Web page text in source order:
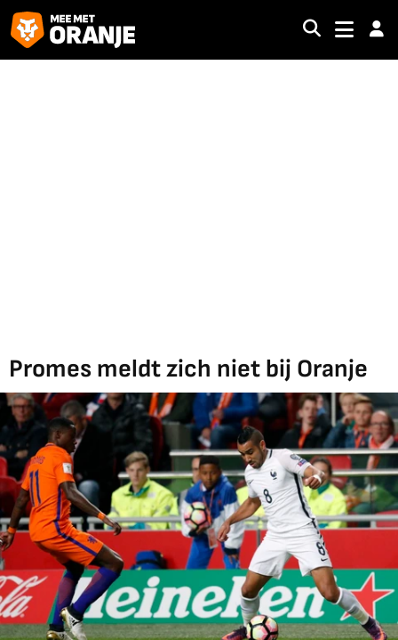
Promes meldt zich niet bij Oranje